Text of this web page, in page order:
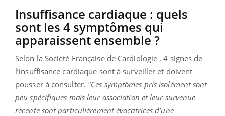
Insuffisance cardiaque : quels
sont les 4 symptômes qui
apparaissent ensemble ?
Selon la Société Française de Cardiologie , 4 signes de
l’insuffisance cardiaque sont à surveiller et doivent
pousser à consulter. "Ces symptômes pris isolément sont
peu spécifiques mais leur association et leur survenue
récente sont particulièrement évocatrices d’une